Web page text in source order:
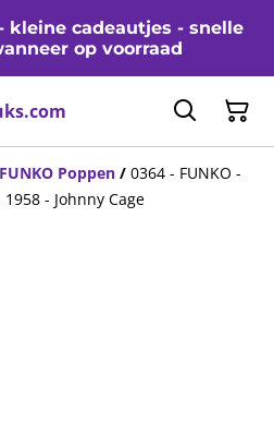
kleine cadeautjes - snelle
op voorraad
Poppen / 0364 - FUNKO -
- Johnny Cage